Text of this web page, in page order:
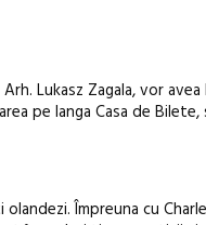
Lukasz Zagala, vor avea
pe langa Casa de
Împreuna cu
Festivalul